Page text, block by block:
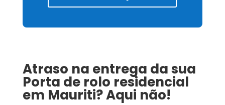
Atraso na entrega da sua
Porta de rolo residencial
em Mauriti? Aqui não!